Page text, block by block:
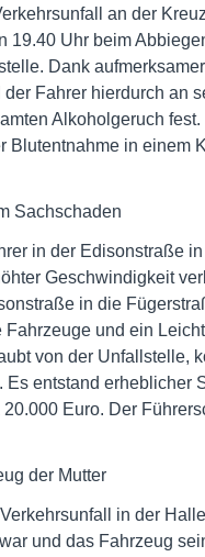
an der
Uhr beim
Dank
Fahrer hierdurch an
Alkoholgeruch
Blutentnahme in einem
Sachschaden
in der Edisonstraße
Geschwindigkeit
in die
und ein
von der Unfallstelle,
entstand erheblicher
Euro. Der
der Mutter
in der
und das Fahrzeug